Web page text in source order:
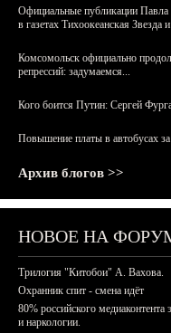
Официальные публикации Павла
в газетах Тихоокеанская
Комсомольск официально
репрессий: задумаемся...
Кого боится Путин: Сергей
Повышение платы в автобусах за
Архив блогов >>
НОВОЕ НА
Трилогия "Китобои" А. Вахова.
Охранник спит - смена идёт
80% российского медиаконтента
и наркологии.